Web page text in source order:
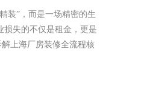
装”，而是一场精密的生
损失的不仅是租金，更是
上海厂房装修全流程核